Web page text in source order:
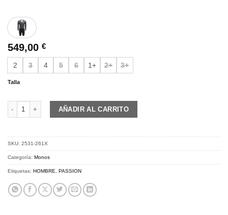
549,00 €
2 3 4 5 6 1+ 2+ 3+
Talla
PASSION Z3 | Skinsuit PROJECT TT 1.0 | black cantidad
AÑADIR AL CARRITO
SKU: 2531-261X
Categoría: Monos
Etiquetas: HOMBRE PASSION